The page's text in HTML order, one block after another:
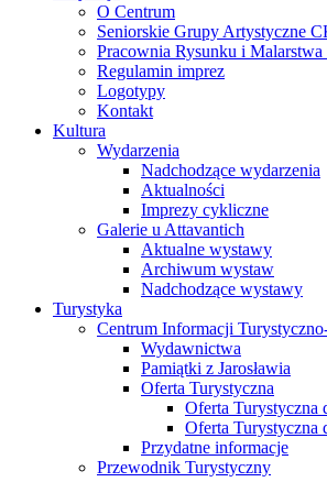
O Centrum
Seniorskie Grupy Artystyczne
Pracownia Rysunku i
Regulamin imprez
Logotypy
Kontakt
Kultura
Wydarzenia
Nadchodzące wydarzenia
Aktualności
Imprezy cykliczne
Galerie u Attavantich
Aktualne wystawy
Archiwum wystaw
Nadchodzące wystawy
Turystyka
Centrum Informacji
Wydawnictwa
Pamiątki z Jarosławia
Oferta Turystyczna
Oferta Turystyczna
Oferta Turystyczna
Przydatne informacje
Przewodnik Turystyczny